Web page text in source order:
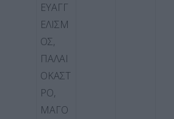
ΕΥΑΓΓ
ΕΛΙΣΜ
ΟΣ,
ΠΑΛΑΙ
ΟΚΑΣΤ
ΡΟ,
ΜΑΓΟ